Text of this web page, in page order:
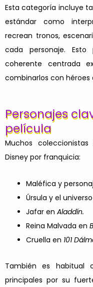
Esta categoría incluye
estándar como
recrean tronos,
cada personaje.
coherente centrada
combinarlos con héroes
Personajes
película
Muchos
Disney por franquicia:
Maléfica y
Úrsula y el
Jafar en Aladdín.
Reina Malvada en
Cruella en 101
También es habitual
principales por su